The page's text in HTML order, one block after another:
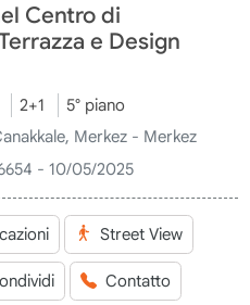
Centro di
e Design
2+1
5° piano
Merkez - Merkez
- 10/05/2025
Street View
Contatto